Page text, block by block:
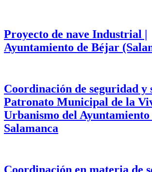
Proyecto de nave Industrial |
Ayuntamiento de Béjar
Coordinación de seguridad y
Patronato Municipal de la
Urbanismo del Ayuntamiento
Salamanca